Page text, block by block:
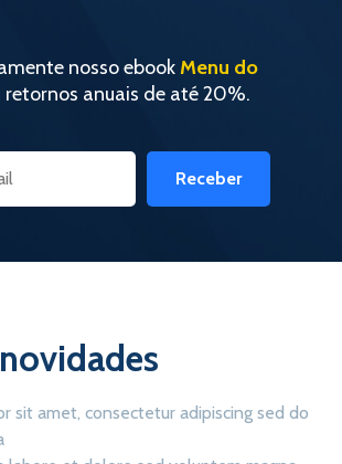
nosso ebookMenu do
retornos anuais de até 20%.
Receber
sit amet, consectetur adipiscing sed do